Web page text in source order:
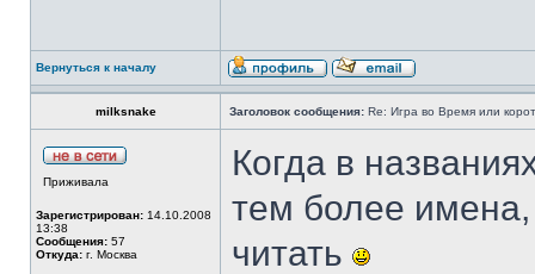
Вернуться к началу
milksnake Заголовок сообщения: Re: Игра во Время или
Приживала
Зарегистрирован: 14.10.2008
13:38
Сообщения: 57
Откуда: г. Москва
Когда в
тем более
читать